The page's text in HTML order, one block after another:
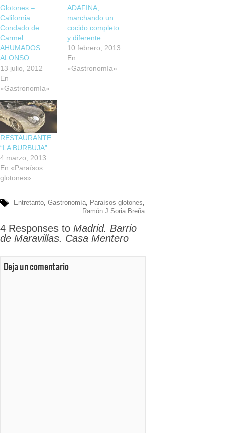
Glotones –
California.
Condado de
Carmel.
AHUMADOS
ALONSO
13 julio, 2012
En
«Gastronomía»
ADAFINA,
marchando un
cocido completo
y diferente…
10 febrero, 2013
En
«Gastronomía»
RESTAURANTE
“LA BURBUJA”
4 marzo, 2013
En «Paraísos
glotones»
Entretanto, Gastronomía, Paraísos glotones,
Ramón J Soria Breña
4 Responses to Madrid. Barrio
de Maravillas. Casa Mentero
Deja un comentario